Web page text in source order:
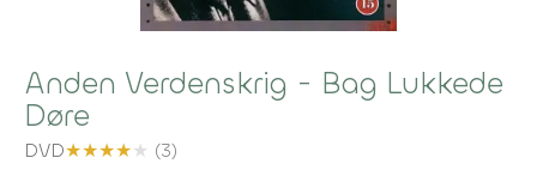
Anden Verdenskrig - Bag Lukkede
Døre
DVD★★★★★ (3)